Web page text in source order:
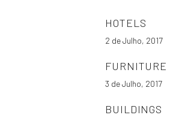
HOTELS
2 de Julho, 2017
FURNITURE
3 de Julho, 2017
BUILDINGS